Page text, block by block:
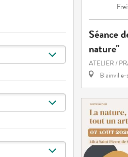
Séance
nature"
ATELIER /